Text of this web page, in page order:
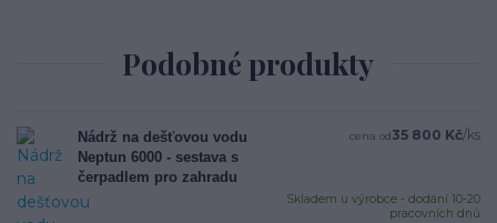
Podobné produkty
Nádrž na dešťovou vodu
Neptun 6000 - sestava s
čerpadlem pro zahradu
cena od35 800 Kč/ks
Skladem u výrobce - dodání 10-20
pracovních dnů